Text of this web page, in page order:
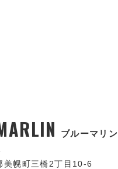
ブルーマリン
美幌町三橋2丁目10-6